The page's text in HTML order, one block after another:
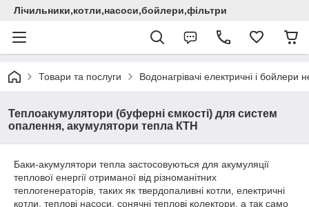
Лічильники,котли,насоси,бойлери,фільтри
Товари та послуги Водонагрівачі електричні i
Теплоакумулятори (буферні ємкості) для систем
опалення, акумулятори тепла КТН
Баки-акумулятори тепла застосовуються для акумуляції
теплової енергії отриманої від різноманітних
теплогенераторів, таких як твердопаливні котли, електричні
котли, теплові насоси, сонячні теплові колектори, а так само